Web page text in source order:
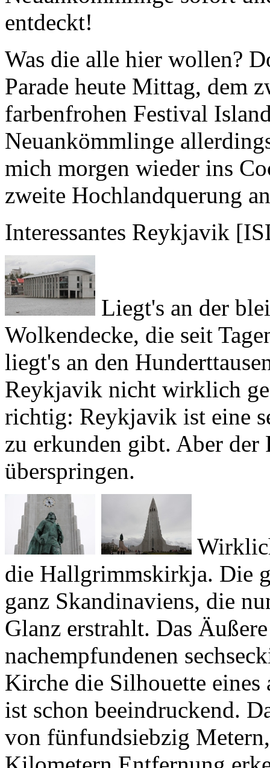
Was die alle hier wollen?
Paradeheute Mittag, dem
farbenfrohen Festival
Neuanköm­mlinge
mich morgen wieder ins
zweite Hochlandquerung
Interessantes Reykjavik
Wolkendecke, die seit
liegt's an den
Reykjaviknicht wirklich
richtig: Reykjavik ist eine
zu erkunden gibt. Aber der
überspringen.
dieHallgrimmskirkja. Die
ganz Skandinaviens, die
Glanz erstrahlt. Das
nachempfundenen
Kirche die Silhouette eines
ist schon beeindruckend.
von fünfundsiebzig
Kilometern Entfernung